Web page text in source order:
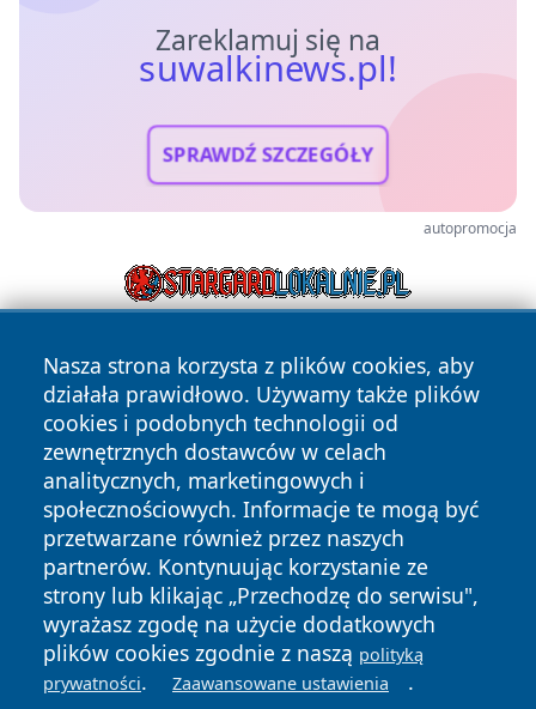
Zareklamuj się na
suwalkinews.pl!
SPRAWDŹ SZCZEGÓŁY
autopromocja
Nasza strona korzysta z plików cookies, aby
działała prawidłowo. Używamy także plików
cookies i podobnych technologii od
zewnętrznych dostawców w celach
analitycznych, marketingowych i
społecznościowych. Informacje te mogą być
przetwarzane również przez naszych
partnerów. Kontynuując korzystanie ze
strony lub klikając „Przechodzę do serwisu",
wyrażasz zgodę na użycie dodatkowych
plików cookies zgodnie z naszą polityką
prywatności. Zaawansowane ustawienia .
Copyright © 2026 suwalkinews.pl Wszystkie prawa
zastrzeżone.
News Autorzy
Polityka
Prywatności
Polityka
Cookies